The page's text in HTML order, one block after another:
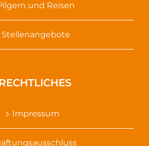
und Reisen
Stellenangebote
Impressum